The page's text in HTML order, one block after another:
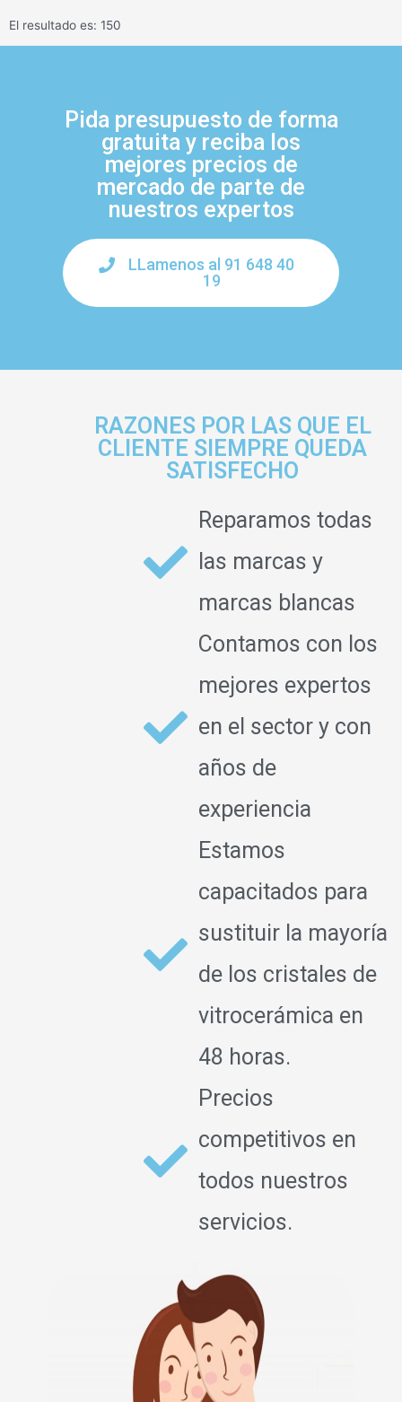
El resultado es: 150
Pida presupuesto de forma
gratuita y reciba los
mejores precios de
mercado de parte de
nuestros expertos
LLamenos al 91 648 40
19
RAZONES POR LAS QUE EL
CLIENTE SIEMPRE QUEDA
SATISFECHO
Reparamos todas
las marcas y
marcas blancas
Contamos con los
mejores expertos
en el sector y con
años de
experiencia
Estamos
capacitados para
sustituir la mayoría
de los cristales de
vitrocerámica en
48 horas.
Precios
competitivos en
todos nuestros
servicios.